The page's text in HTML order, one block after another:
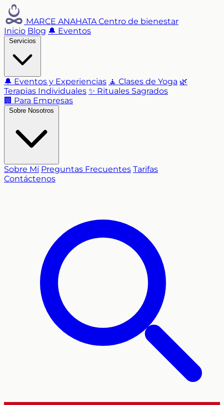
MARCE ANAHATA Centro de bienestar
Inicio Blog 🔔 Eventos
🔔 Eventos y Experiencias 🧘 Clases de Yoga 🌿
Terapias Individuales ✨ Rituales Sagrados
🏢 Para Empresas
Sobre Mí Preguntas Frecuentes Tarifas
Contáctenos